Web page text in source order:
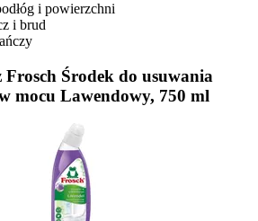
i powierzchni
i brud
Frosch Środek do usuwania
mocu Lawendowy, 750 ml